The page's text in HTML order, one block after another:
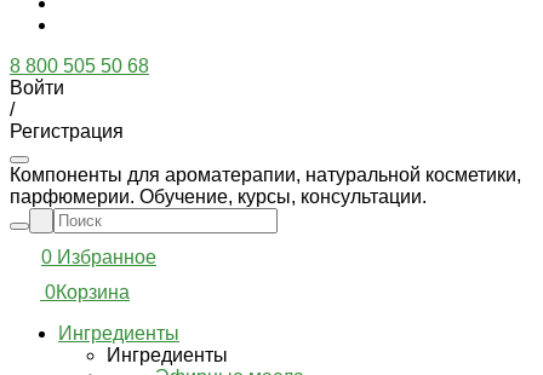
8 800 505 50 68
Войти
/
Регистрация
Компоненты для ароматерапии, натуральной косметики,
парфюмерии. Обучение, курсы, консультации.
0 Избранное
0Корзина
Ингредиенты
Ингредиенты